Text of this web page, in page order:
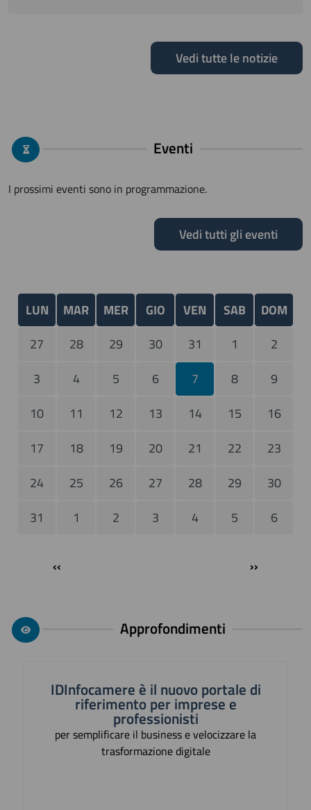
Vedi tutte le notizie
Eventi
I prossimi eventi sono in programmazione.
Vedi tutti gli eventi
LUN MAR MER GIO VEN SAB
DOM
27
28 29 30 31 1
2
3
4 5 6 7 8
9
10
11 12 13 14 15
16
17
18 19 20 21 22
23
24
25 26 27 28 29
30
31
1 2 3 4 5 6
‹‹ ››
Approfondimenti
IDInfocamere è il nuovo portale di
riferimento per imprese e
professionisti
per semplificare il business e velocizzare la
trasformazione digitale